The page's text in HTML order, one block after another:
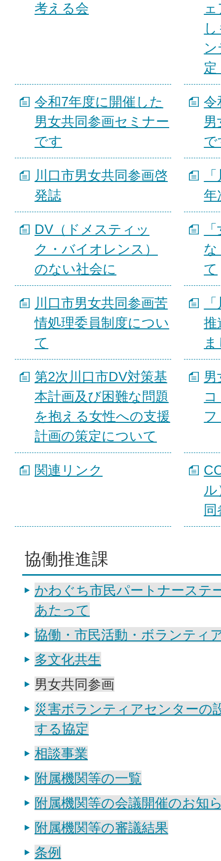
考える会
定
令和7年度に開催した
男女共同参画セミナー
です
令
男
で
川口市男女共同参画啓
発誌
年
DV（ドメスティッ
ク・バイオレンス）
のない社会に
な
て
川口市男女共同参画苦
情処理委員制度につい
て
推
第2次川口市DV対策基
本計画及び困難な問題
を抱える女性への支援
計画の策定について
男
関連リンク
ル
協働推進課
かわぐち市民パートナーステ
あたって
協働・市民活動・ボランティ
多文化共生
男女共同参画
災害ボランティアセンターの
する協定
相談事業
附属機関等の一覧
附属機関等の会議開催のお知
附属機関等の審議結果
条例